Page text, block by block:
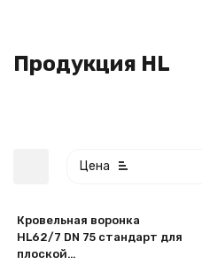
Продукция HL
Цена
Кровельная воронка
HL62/7 DN 75 стандарт для
плоской